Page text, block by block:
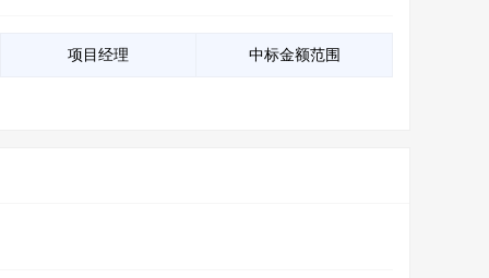
项目经理 中标金额范围